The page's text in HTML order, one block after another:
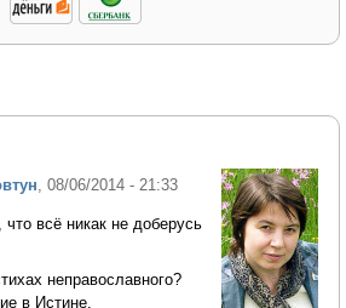
, 08/06/2014 - 21:33
что всё никак не доберусь
неправославного?
в Истине.